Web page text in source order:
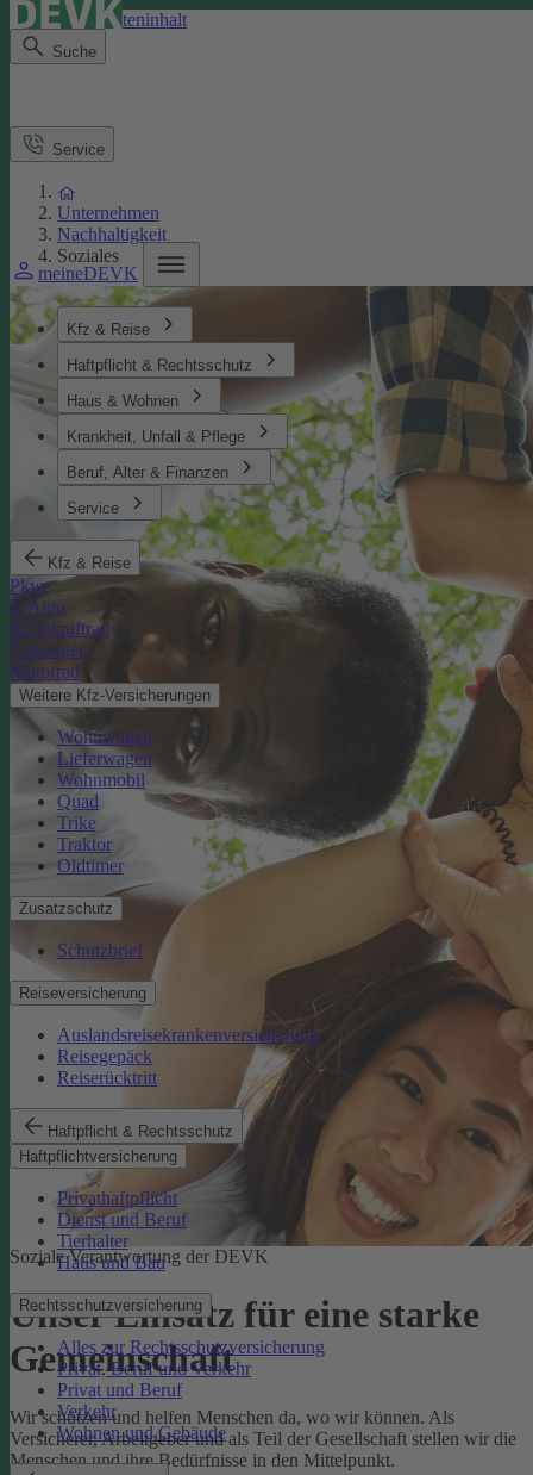
Direkt zum Seiteninhalt
Suche
meineDEVK
Kfz & Reise
Haftpflicht & Rechtsschutz
Haus & Wohnen
Krankheit, Unfall & Pflege
Beruf, Alter & Finanzen
Service
Kfz & Reise
Pkw
E-Auto
Kleinkraftrad
Anhänger
Motorrad
Weitere Kfz-Versicherungen
Wohnwagen
Lieferwagen
Wohnmobil
Quad
Trike
Traktor
Oldtimer
Zusatzschutz
Schutzbrief
Reiseversicherung
Auslandsreisekrankenversicherung
Reisegepäck
Reiserücktritt
Haftpflicht & Rechtsschutz
Haftpflichtversicherung
Privathaftpflicht
Dienst und Beruf
Tierhalter
Haus und Bau
Rechtsschutzversicherung
Alles zur Rechtsschutzversicherung
Privat, Beruf und Verkehr
Privat und Beruf
Verkehr
Wohnen und Gebäude
Service
Unternehmen
Nachhaltigkeit
Soziales
Soziale Verantwortung der DEVK
Unser Einsatz für eine starke
Gemeinschaft
Wir schützen und helfen Menschen da, wo wir können. Als
Versicherer, Arbeitgeber und als Teil der Gesellschaft stellen wir die
Menschen und ihre Bedürfnisse in den Mittelpunkt.